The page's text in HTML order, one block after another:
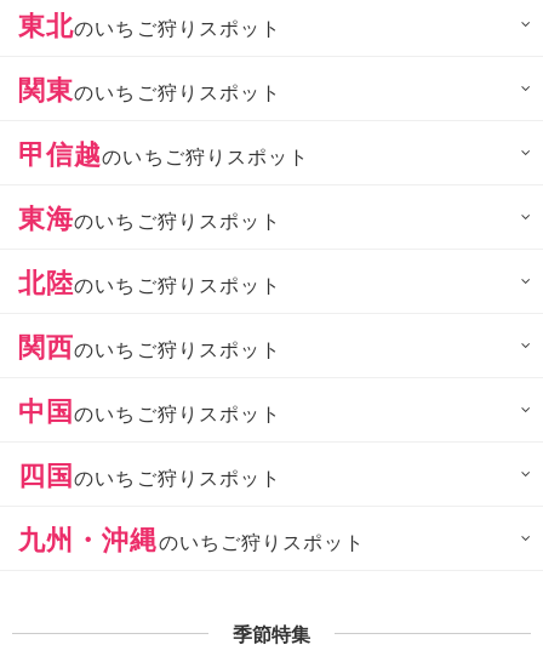
東北のいちご狩りスポット
関東のいちご狩りスポット
甲信越のいちご狩りスポット
東海のいちご狩りスポット
北陸のいちご狩りスポット
関西のいちご狩りスポット
中国のいちご狩りスポット
四国のいちご狩りスポット
九州・沖縄のいちご狩りスポット
季節特集